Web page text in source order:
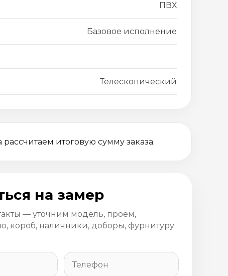
ПВХ
Базовое исполнение
Телескопический
итоговую сумму заказа.
на замер
— уточним модель, проём,
короб, наличники, доборы, фурнитуру